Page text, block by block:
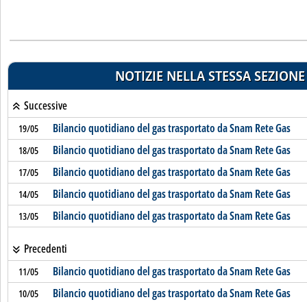
NOTIZIE NELLA STESSA SEZIONE
Successive
19/05 Bilancio quotidiano del gas trasportato da Snam Rete Gas
18/05 Bilancio quotidiano del gas trasportato da Snam Rete Gas
17/05 Bilancio quotidiano del gas trasportato da Snam Rete Gas
14/05 Bilancio quotidiano del gas trasportato da Snam Rete Gas
13/05 Bilancio quotidiano del gas trasportato da Snam Rete Gas
Precedenti
11/05 Bilancio quotidiano del gas trasportato da Snam Rete Gas
10/05 Bilancio quotidiano del gas trasportato da Snam Rete Gas